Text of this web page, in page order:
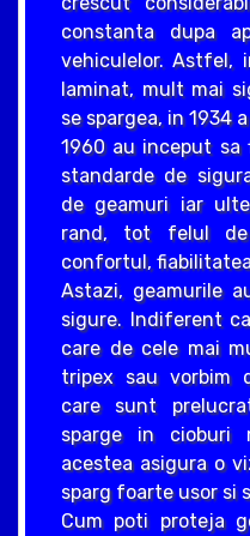
constanta dupa
vehiculelor. Astfel,
laminat, mult mai
se spargea, in 1934
1960 au inceput sa
standarde de
de geamuri iar
rand, tot felul de
confortul,
Astazi, geamurile
sigure. Indiferent
care de cele mai
tripex sau vorbim
care sunt
sparge in cioburi
acestea asigura o
sparg foarte usor si
Cum poti proteja